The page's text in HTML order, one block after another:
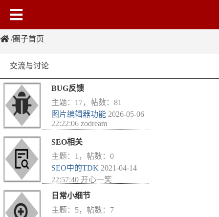
圈子首页
交流与讨论
BUG反馈
主题：17，帖数：81
图片编辑器功能 2026-05-06
22:22:06 zodream
SEO相关
主题：1，帖数：0
SEO中的TDK 2021-04-14
22:57:40 开心一笑
日常小细节
主题：5，帖数：7